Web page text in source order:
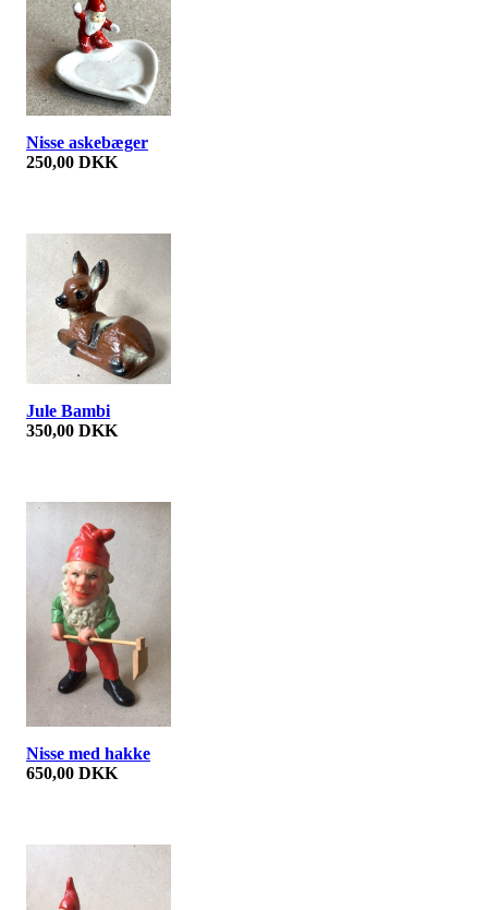
Nisse askebæger
250,00 DKK
Jule Bambi
350,00 DKK
Nisse med hakke
650,00 DKK